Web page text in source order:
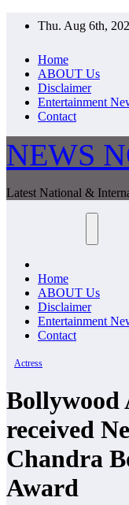
Thu. Aug 6th,
Home
ABOUT Us
Disclaimer
Entertainment
Contact
NEWS
Latest National &
Home
ABOUT Us
Disclaimer
Entertainment
Contact
Actress
Bollywood
received
Chandra
Award